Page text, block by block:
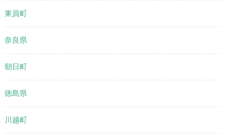
東員町
奈良県
朝日町
徳島県
川越町